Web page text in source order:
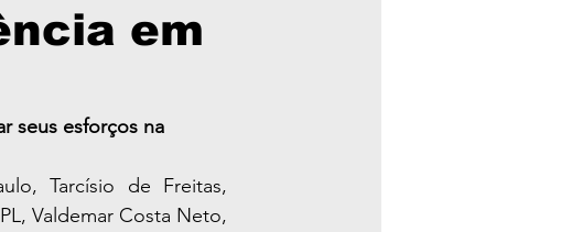
em
seus esforços na
Tarcísio de Freitas,
Valdemar Costa Neto,